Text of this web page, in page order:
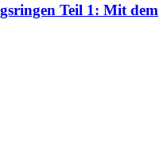
Teil 1: Mit dem